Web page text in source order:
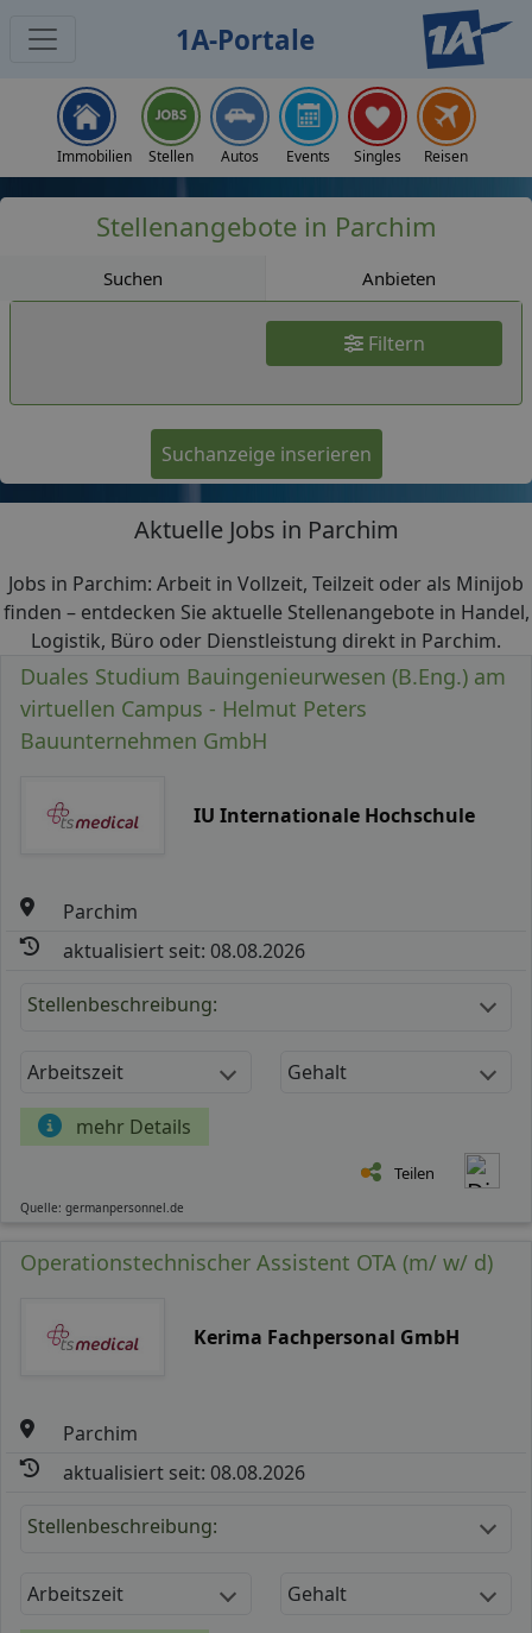
1A-Portale
Immobilien Stellen Autos Events Singles Reisen
Stellenangebote in Parchim
Suchen Anbieten
Filtern
Suchanzeige inserieren
Aktuelle Jobs in Parchim
Jobs in Parchim: Arbeit in Vollzeit, Teilzeit oder als Minijob
finden – entdecken Sie aktuelle Stellenangebote in Handel,
Logistik, Büro oder Dienstleistung direkt in Parchim.
Duales Studium Bauingenieurwesen (B.Eng.) am
virtuellen Campus - Helmut Peters
Bauunternehmen GmbH
IU Internationale Hochschule
Parchim
aktualisiert seit: 08.08.2026
Stellenbeschreibung:
Arbeitszeit Gehalt
mehr Details
Teilen
Quelle: germanpersonnel.de
Operationstechnischer Assistent OTA (m/ w/ d)
Kerima Fachpersonal GmbH
Parchim
aktualisiert seit: 08.08.2026
Stellenbeschreibung:
Arbeitszeit Gehalt